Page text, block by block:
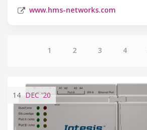
www.hms-networks.com
1 2 3 4
14 DEC '20